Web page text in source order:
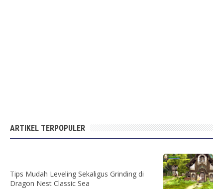
ARTIKEL TERPOPULER
Tips Mudah Leveling Sekaligus Grinding di
Dragon Nest Classic Sea